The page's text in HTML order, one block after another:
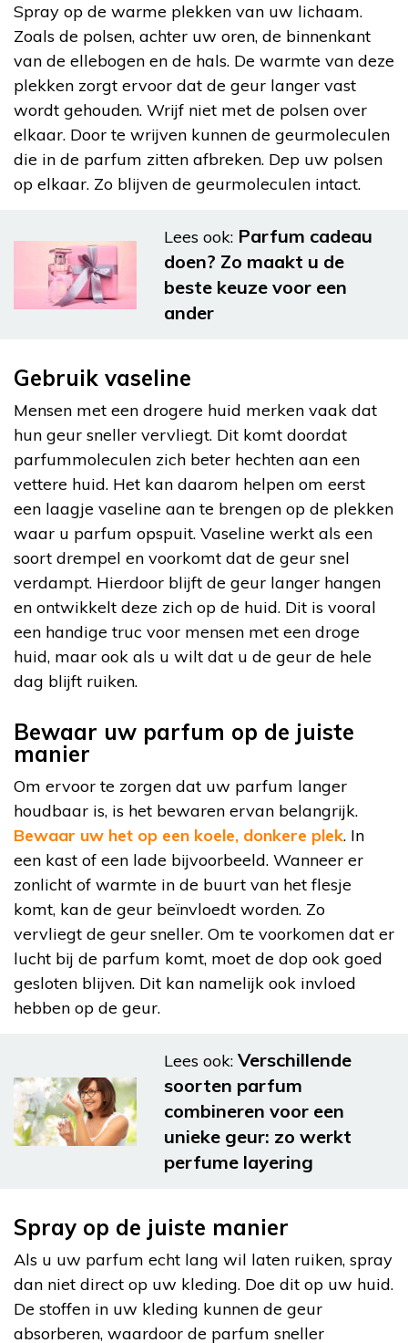
Spray op de warme plekken van uw lichaam.
Zoals de polsen, achter uw oren, de binnenkant
van de ellebogen en de hals. De warmte van deze
plekken zorgt ervoor dat de geur langer vast
wordt gehouden. Wrijf niet met de polsen over
elkaar. Door te wrijven kunnen de geurmoleculen
die in de parfum zitten afbreken. Dep uw polsen
op elkaar. Zo blijven de geurmoleculen intact.
Lees ook: Parfum cadeau
doen? Zo maakt u de
beste keuze voor een
ander
Gebruik vaseline
Mensen met een drogere huid merken vaak dat
hun geur sneller vervliegt. Dit komt doordat
parfummoleculen zich beter hechten aan een
vettere huid. Het kan daarom helpen om eerst
een laagje vaseline aan te brengen op de plekken
waar u parfum opspuit. Vaseline werkt als een
soort drempel en voorkomt dat de geur snel
verdampt. Hierdoor blijft de geur langer hangen
en ontwikkelt deze zich op de huid. Dit is vooral
een handige truc voor mensen met een droge
huid, maar ook als u wilt dat u de geur de hele
dag blijft ruiken.
Bewaar uw parfum op de juiste
manier
Om ervoor te zorgen dat uw parfum langer
houdbaar is, is het bewaren ervan belangrijk.
Bewaar uw het op een koele, donkere plek. In
een kast of een lade bijvoorbeeld. Wanneer er
zonlicht of warmte in de buurt van het flesje
komt, kan de geur beïnvloedt worden. Zo
vervliegt de geur sneller. Om te voorkomen dat er
lucht bij de parfum komt, moet de dop ook goed
gesloten blijven. Dit kan namelijk ook invloed
hebben op de geur.
Lees ook: Verschillende
soorten parfum
combineren voor een
unieke geur: zo werkt
perfume layering
Spray op de juiste manier
Als u uw parfum echt lang wil laten ruiken, spray
dan niet direct op uw kleding. Doe dit op uw huid.
De stoffen in uw kleding kunnen de geur
absorberen, waardoor de parfum sneller